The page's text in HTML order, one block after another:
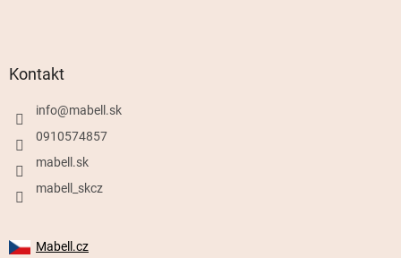
Kontakt
info@mabell.sk
0910574857
mabell.sk
mabell_skcz
Mabell.cz